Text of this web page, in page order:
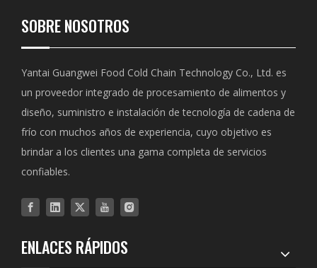
SOBRE NOSOTROS
Yantai Guangwei Food Cold Chain Technology Co., Ltd. es
un proveedor integrado de procesamiento de alimentos y
diseño, suministro e instalación de tecnología de cadena de
frío con muchos años de experiencia, cuyo objetivo es
brindar a los clientes una gama completa de servicios
confiables.
ENLACES RÁPIDOS